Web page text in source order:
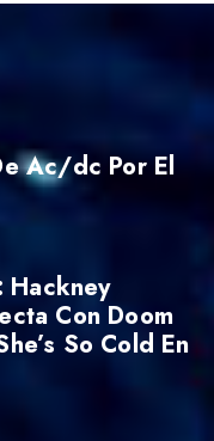
Ac/dc Por El
Hackney
Con Doom
So Cold En